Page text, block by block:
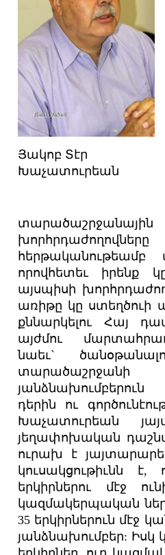
Յակոբ Տէր
Խաչատուրեան
տարածաշրջանային
հերթականութեամբ
որովհետեւ իրենք
այսպիսի
առիթը կը ստեղծուի
քննարկելու Հայ
այժմու
նաեւ`
դերին ու
Խաչատուրեան
յեղափոխական
ուրախ է
կուսակցութիւնն
երկիրներու մէջ
կազմակերպական
35 երկիրներուն մէջ
յանձնախումբեր: Իսկ